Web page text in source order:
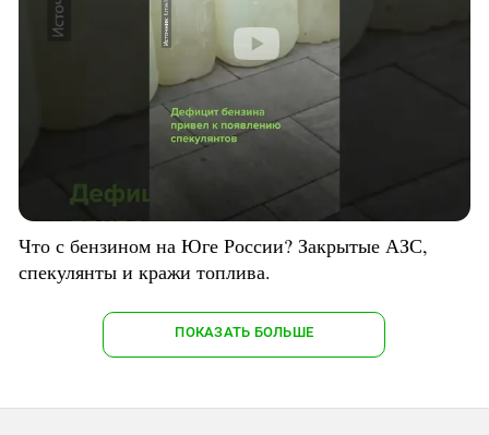
Что с бензином на Юге России? Закрытые АЗС,
спекулянты и кражи топлива.
ПОКАЗАТЬ БОЛЬШЕ